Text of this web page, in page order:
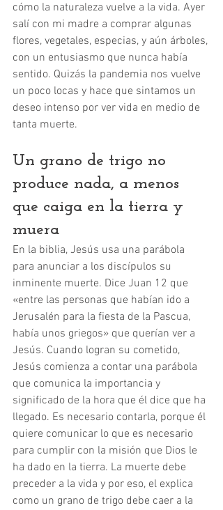
cómo la naturaleza vuelve a la vida. Ayer
salí con mi madre a comprar algunas
flores, vegetales, especias, y aún árboles,
con un entusiasmo que nunca había
sentido. Quizás la pandemia nos vuelve
un poco locas y hace que sintamos un
deseo intenso por ver vida en medio de
tanta muerte.
Un grano de trigo no
produce nada, a menos
que caiga en la tierra y
muera
En la biblia, Jesús usa una parábola
para anunciar a los discípulos su
inminente muerte. Dice Juan 12 que
«entre las personas que habían ido a
Jerusalén para la fiesta de la Pascua,
había unos griegos» que querían ver a
Jesús. Cuando logran su cometido,
Jesús comienza a contar una parábola
que comunica la importancia y
significado de la hora que él dice que ha
llegado. Es necesario contarla, porque él
quiere comunicar lo que es necesario
para cumplir con la misión que Dios le
ha dado en la tierra. La muerte debe
preceder a la vida y por eso, el explica
como un grano de trigo debe caer a la